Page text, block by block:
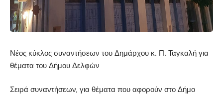
Νέος κύκλος συναντήσεων του Δημάρχου κ. Π. Ταγκαλή για
θέματα του Δήμου Δελφών
Σειρά συναντήσεων, για θέματα που αφορούν στο Δήμο